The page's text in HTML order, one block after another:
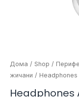
Дома / Shop /
жичани / Headphones
Headphones